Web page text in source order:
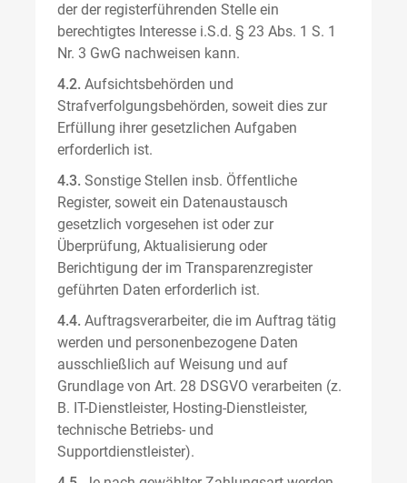
der der registerführenden Stelle ein
berechtigtes Interesse i.S.d. § 23 Abs. 1 S. 1
Nr. 3 GwG nachweisen kann.
4.2. Aufsichtsbehörden und
Strafverfolgungsbehörden, soweit dies zur
Erfüllung ihrer gesetzlichen Aufgaben
erforderlich ist.
4.3. Sonstige Stellen insb. Öffentliche
Register, soweit ein Datenaustausch
gesetzlich vorgesehen ist oder zur
Überprüfung, Aktualisierung oder
Berichtigung der im Transparenzregister
geführten Daten erforderlich ist.
4.4. Auftragsverarbeiter, die im Auftrag tätig
werden und personenbezogene Daten
ausschließlich auf Weisung und auf
Grundlage von Art. 28 DSGVO verarbeiten (z.
B. IT-Dienstleister, Hosting-Dienstleister,
technische Betriebs- und
Supportdienstleister).